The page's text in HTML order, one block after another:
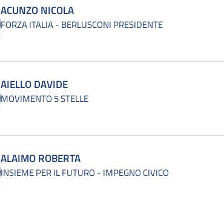
ACUNZO NICOLA
FORZA ITALIA - BERLUSCONI PRESIDENTE
AIELLO DAVIDE
MOVIMENTO 5 STELLE
ALAIMO ROBERTA
INSIEME PER IL FUTURO - IMPEGNO CIVICO